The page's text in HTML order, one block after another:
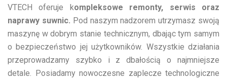
VTECH oferuje kompleksowe remonty, serwis oraz
naprawy suwnic. Pod naszym nadzorem utrzymasz swoją
maszynę w dobrym stanie technicznym, dbając tym samym
o bezpieczeństwo jej użytkowników. Wszystkie działania
przeprowadzamy szybko i z dbałością o najmniejsze
detale. Posiadamy nowoczesne zaplecze technologiczne